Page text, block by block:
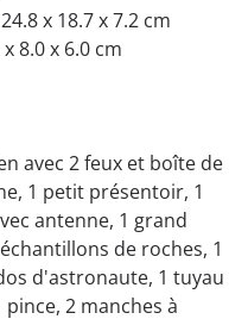
24.8 x 18.7 x 7.2 cm
x 8.0 x 6.0 cm
avec 2 feux et boîte de
1 petit présentoir, 1
antenne, 1 grand
de roches, 1
d'astronaute, 1 tuyau
2 manches à